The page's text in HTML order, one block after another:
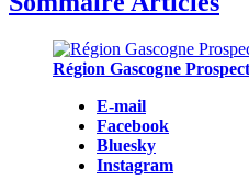
Région Gascogne
E-mail
Facebook
Bluesky
Instagram